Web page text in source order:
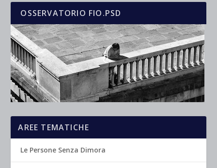
OSSERVATORIO FIO.PSD
AREE TEMATICHE
Le Persone Senza Dimora